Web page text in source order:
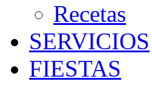
Recetas
SERVICIOS
FIESTAS